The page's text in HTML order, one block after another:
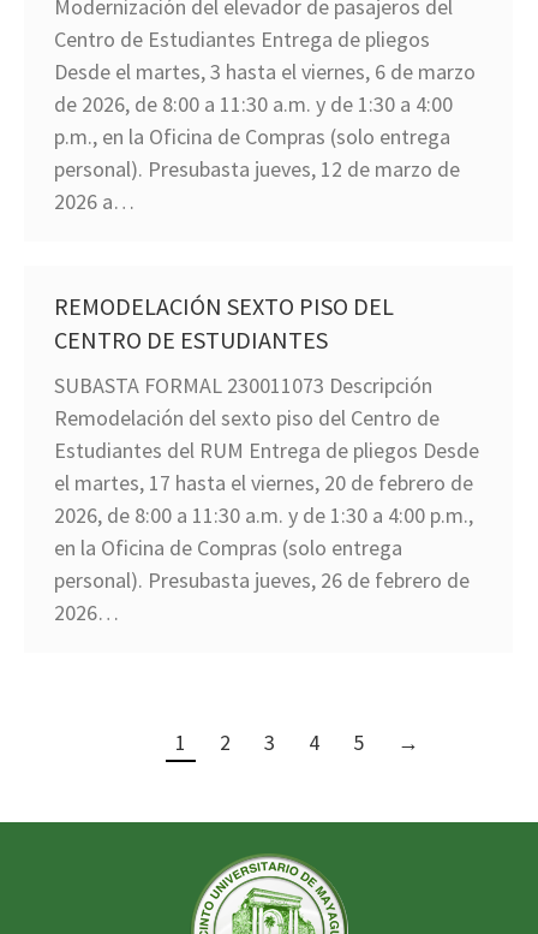
Modernización del elevador de pasajeros del
Centro de Estudiantes Entrega de pliegos
Desde el martes, 3 hasta el viernes, 6 de marzo
de 2026, de 8:00 a 11:30 a.m. y de 1:30 a 4:00
p.m., en la Oficina de Compras (solo entrega
personal). Presubasta jueves, 12 de marzo de
2026 a…
REMODELACIÓN SEXTO PISO DEL
CENTRO DE ESTUDIANTES
SUBASTA FORMAL 230011073 Descripción
Remodelación del sexto piso del Centro de
Estudiantes del RUM Entrega de pliegos Desde
el martes, 17 hasta el viernes, 20 de febrero de
2026, de 8:00 a 11:30 a.m. y de 1:30 a 4:00 p.m.,
en la Oficina de Compras (solo entrega
personal). Presubasta jueves, 26 de febrero de
2026…
1 2 3 4 5 →